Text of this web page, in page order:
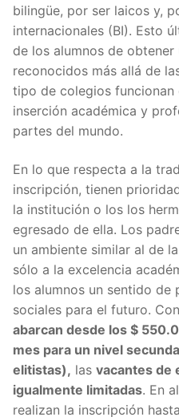
bilingüe, por ser laicos y,
internacionales (BI). Esto
de los alumnos de
reconocidos más allá de
tipo de colegios funcionan
inserción académica y
partes del mundo.
En lo que respecta a la
inscripción, tienen
la institución o los los
egresado de ella. Los
un ambiente similar al de
sólo a la excelencia
los alumnos un sentido de
sociales para el futuro. Con
abarcan desde los $
mes para un nivel
elitistas), las vacantes de
igualmente limitadas. En
realizan la inscripción